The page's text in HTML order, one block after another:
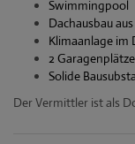
Swimmingpool
Dachausbau
Klimaanlage im
2
Solide
Der Vermittler ist als